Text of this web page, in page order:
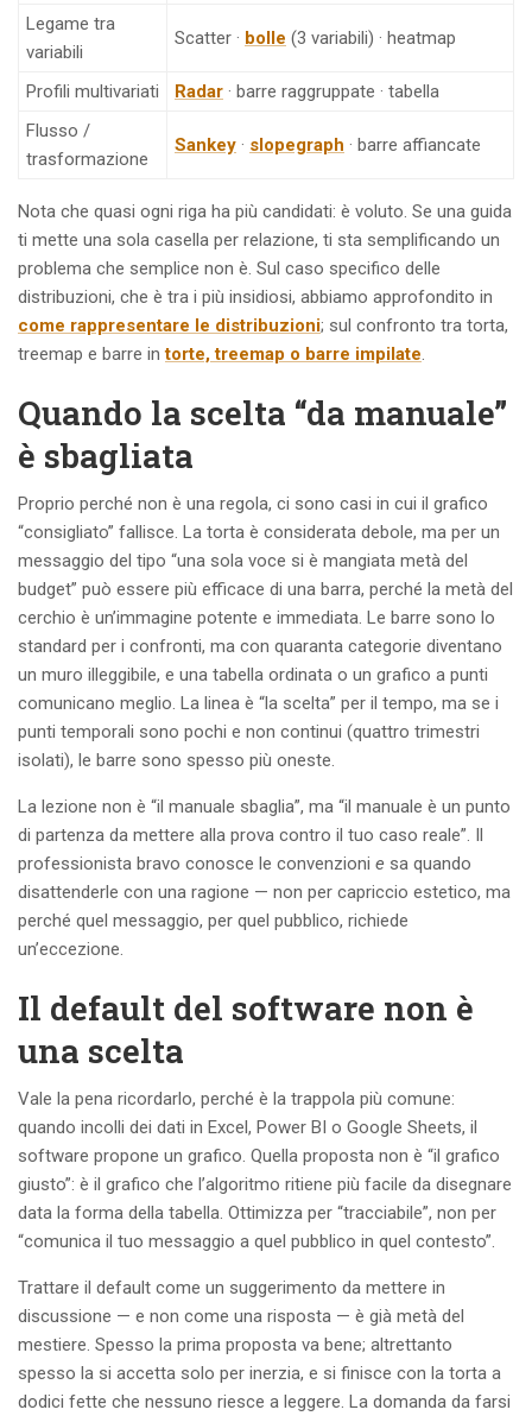
Legame tra
variabili
Scatter · bolle (3 variabili) · heatmap
Profili multivariati Radar · barre raggruppate · tabella
Flusso /
trasformazione
Sankey · slopegraph · barre affiancate
Nota che quasi ogni riga ha più candidati: è voluto. Se una guida
ti mette una sola casella per relazione, ti sta semplificando un
problema che semplice non è. Sul caso specifico delle
distribuzioni, che è tra i più insidiosi, abbiamo approfondito in
come rappresentare le distribuzioni; sul confronto tra torta,
treemap e barre intorte, treemap o barre impilate
Quando la scelta “da manuale”
è sbagliata
Proprio perché non è una regola, ci sono casi in cui il grafico
“consigliato” fallisce. La torta è considerata debole, ma per un
messaggio del tipo “una sola voce si è mangiata metà del
budget” può essere più efficace di una barra, perché la metà del
cerchio è un’immagine potente e immediata. Le barre sono lo
standard per i confronti, ma con quaranta categorie diventano
un muro illeggibile, e una tabella ordinata o un grafico a punti
comunicano meglio. La linea è “la scelta” per il tempo, ma se i
punti temporali sono pochi e non continui (quattro trimestri
isolati), le barre sono spesso più oneste.
La lezione non è “il manuale sbaglia”, ma “il manuale è un punto
di partenza da mettere alla prova contro il tuo caso reale”. Il
professionista bravo conosce le convenzioni e sa quando
disattenderle con una ragione — non per capriccio estetico, ma
perché quel messaggio, per quel pubblico, richiede
un’eccezione.
Il default del software non è
una scelta
Vale la pena ricordarlo, perché è la trappola più comune:
quando incolli dei dati in Excel, Power BI o Google Sheets, il
software propone un grafico. Quella proposta non è “il grafico
giusto”: è il grafico che l’algoritmo ritiene più facile da disegnare
data la forma della tabella. Ottimizza per “tracciabile”, non per
“comunica il tuo messaggio a quel pubblico in quel contesto”.
Trattare il default come un suggerimento da mettere in
discussione — e non come una risposta — è già metà del
mestiere. Spesso la prima proposta va bene; altrettanto
spesso la si accetta solo per inerzia, e si finisce con la torta a
dodici fette che nessuno riesce a leggere. La domanda da farsi